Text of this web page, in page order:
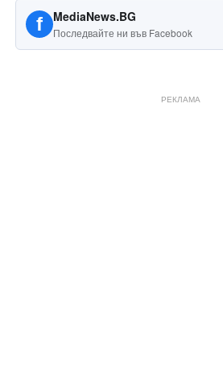
f MediaNews.BG
Последвайте ни във Facebook
РЕКЛАМА